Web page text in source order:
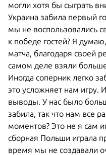
могли хотя бы сыграть
Украина забила первый
мы не воспользовались
к победе гостей? Я
матча, благодаря своей
самом деле взяли
Иногда соперник легко
это усложняет нам игру.
выводы. У нас было
забила, так что нам все
моментов? Это не я сам
сборная Польши играла
время мы не создавали